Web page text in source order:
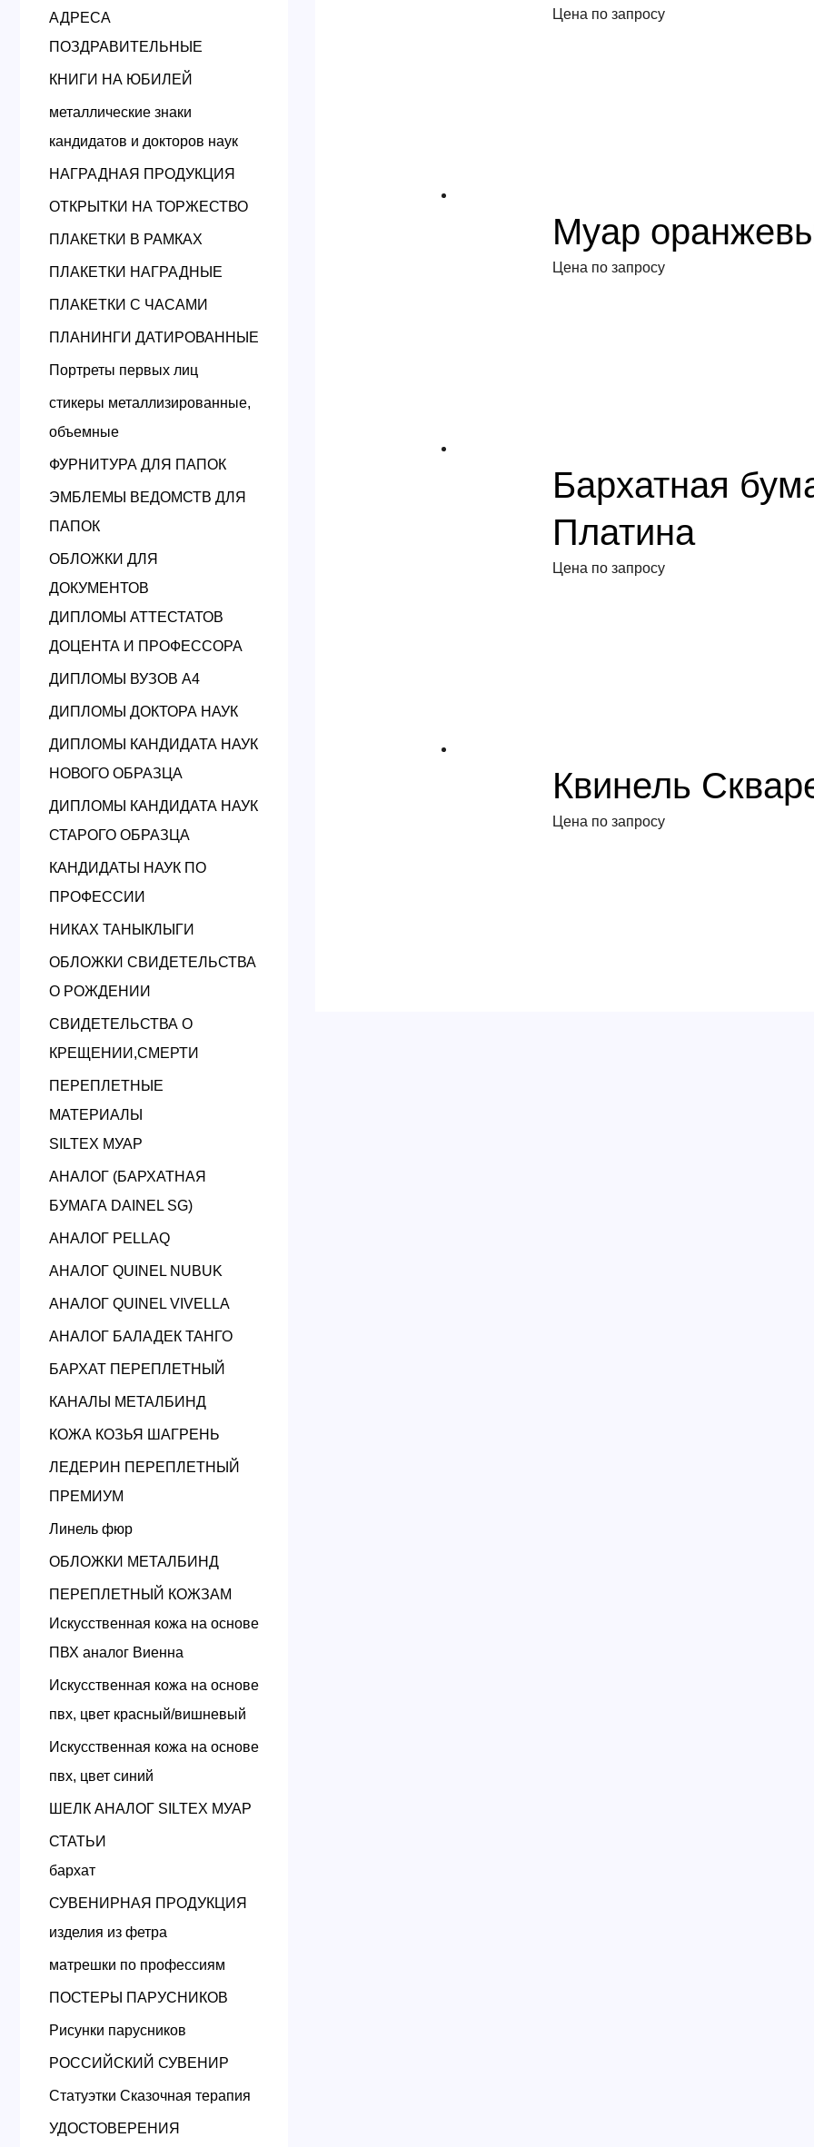
АДРЕСА
ПОЗДРАВИТЕЛЬНЫЕ
КНИГИ НА ЮБИЛЕЙ
металлические знаки
кандидатов и докторов наук
НАГРАДНАЯ ПРОДУКЦИЯ
ОТКРЫТКИ НА ТОРЖЕСТВО
ПЛАКЕТКИ В РАМКАХ
ПЛАКЕТКИ НАГРАДНЫЕ
ПЛАКЕТКИ С ЧАСАМИ
ПЛАНИНГИ ДАТИРОВАННЫЕ
Портреты первых лиц
стикеры металлизированные,
объемные
ФУРНИТУРА ДЛЯ ПАПОК
ЭМБЛЕМЫ ВЕДОМСТВ ДЛЯ
ПАПОК
ОБЛОЖКИ ДЛЯ
ДОКУМЕНТОВ
ДИПЛОМЫ АТТЕСТАТОВ
ДОЦЕНТА И ПРОФЕССОРА
ДИПЛОМЫ ВУЗОВ А4
ДИПЛОМЫ ДОКТОРА НАУК
ДИПЛОМЫ КАНДИДАТА НАУК
НОВОГО ОБРАЗЦА
ДИПЛОМЫ КАНДИДАТА НАУК
СТАРОГО ОБРАЗЦА
КАНДИДАТЫ НАУК ПО
ПРОФЕССИИ
НИКАХ ТАНЫКЛЫГИ
ОБЛОЖКИ СВИДЕТЕЛЬСТВА
О РОЖДЕНИИ
СВИДЕТЕЛЬСТВА О
КРЕЩЕНИИ,СМЕРТИ
ПЕРЕПЛЕТНЫЕ
МАТЕРИАЛЫ
SILTEX МУАР
АНАЛОГ (БАРХАТНАЯ
БУМАГА DAINEL SG)
АНАЛОГ PELLAQ
АНАЛОГ QUINEL NUBUK
АНАЛОГ QUINEL VIVELLA
АНАЛОГ БАЛАДЕК ТАНГО
БАРХАТ ПЕРЕПЛЕТНЫЙ
КАНАЛЫ МЕТАЛБИНД
КОЖА КОЗЬЯ ШАГРЕНЬ
ЛЕДЕРИН ПЕРЕПЛЕТНЫЙ
ПРЕМИУМ
Линель фюр
ОБЛОЖКИ МЕТАЛБИНД
ПЕРЕПЛЕТНЫЙ КОЖЗАМ
Искусственная кожа на основе
ПВХ аналог Виенна
Искусственная кожа на основе
пвх, цвет красный/вишневый
Искусственная кожа на основе
пвх, цвет синий
ШЕЛК АНАЛОГ SILTEX МУАР
СТАТЬИ
бархат
СУВЕНИРНАЯ ПРОДУКЦИЯ
изделия из фетра
матрешки по профессиям
ПОСТЕРЫ ПАРУСНИКОВ
Рисунки парусников
РОССИЙСКИЙ СУВЕНИР
Статуэтки Сказочная терапия
УДОСТОВЕРЕНИЯ
Цена по запросу
Муар
Цена по запросу
Бархатная
Платина
Цена по запросу
Квинель
Цена по запросу